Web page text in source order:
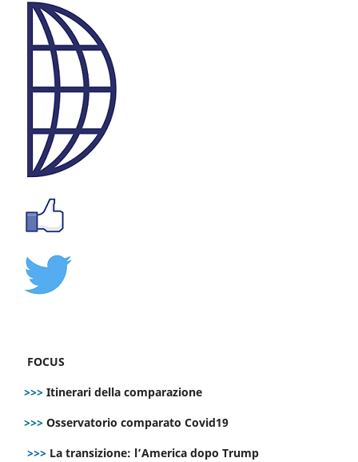
FOCUS
>>> Itinerari della comparazione
>>> Osservatorio comparato Covid19
>>> La transizione: l’America dopo Trump